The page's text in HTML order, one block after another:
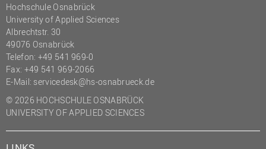
Hochschule Osnabrück
University of Applied Sciences
Albrechtstr. 30
49076 Osnabrück
Telefon: +49 541 969-0
Fax: +49 541 969-2066
E-Mail: servicedesk@hs-osnabrueck.de
© 2026 HOCHSCHULE OSNABRÜCK
UNIVERSITY OF APPLIED SCIENCES